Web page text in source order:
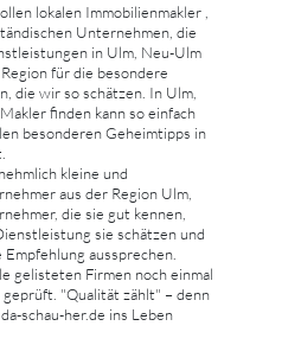
lokalen Immobilienmakler ,
Unternehmen, die
in Ulm, Neu-Ulm
für die besondere
die wir so schätzen. In Ulm,
finden kann so einfach
besonderen Geheimtipps in
kleine und
aus der Region Ulm,
die sie gut kennen,
sie schätzen und
aussprechen.
gelisteten Firmen noch einmal
"Qualität zählt" – denn
schau-her.de ins Leben